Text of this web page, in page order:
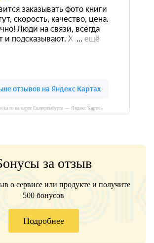
на карте Екатеринбурга — Яндекс Карты
за отзыв
о сервисе или продукте и получите
500 бонусов
Подробнее